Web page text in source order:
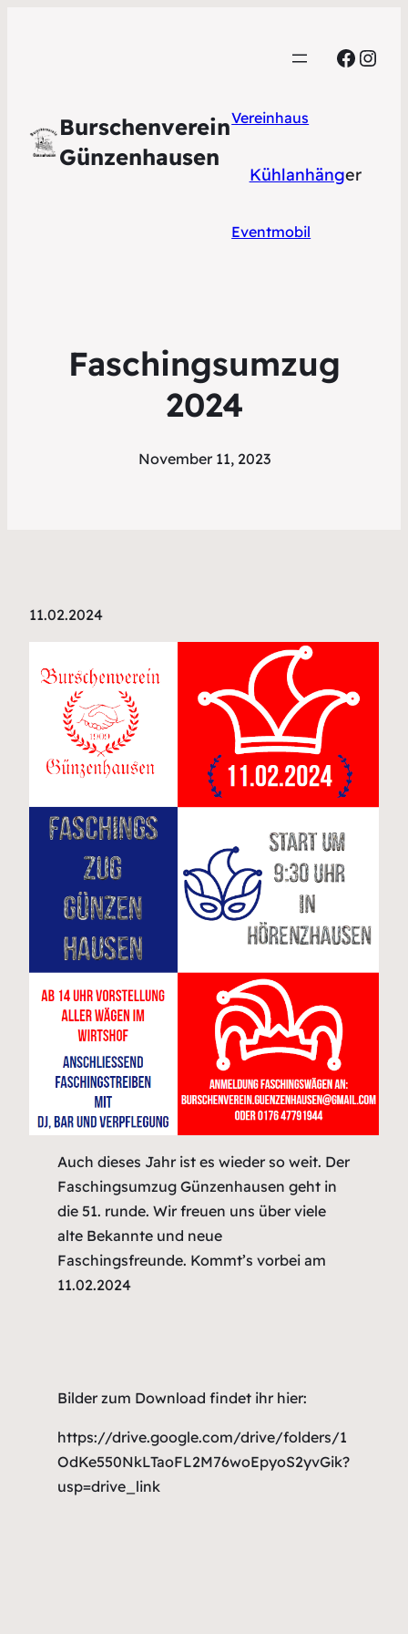
Burschenverein
Günzenhausen
Vereinhaus
Kühlanhänger
Eventmobil
Faschingsumzug
2024
November 11, 2023
11.02.2024
Auch dieses Jahr ist es wieder so weit. Der
Faschingsumzug Günzenhausen geht in
die 51. runde. Wir freuen uns über viele
alte Bekannte und neue
Faschingsfreunde. Kommt’s vorbei am
11.02.2024
Bilder zum Download findet ihr hier:
https://drive.google.com/drive/folders/1
OdKe550NkLTaoFL2M76woEpyoS2yvGik?
usp=drive_link